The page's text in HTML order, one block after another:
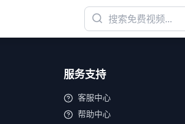
服务支持
客服中心
帮助中心